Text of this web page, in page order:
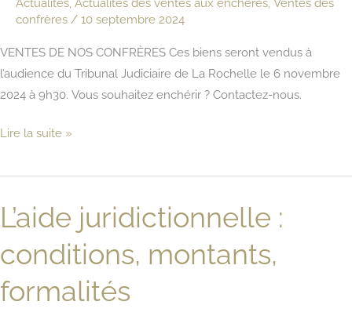
Rochelle
Actualités Actualites des ventes aux enchères Ventes des
confrères / 10 septembre 2024
VENTES DE NOS CONFRÈRES Ces biens seront vendus à
l’audience du Tribunal Judiciaire de La Rochelle le 6 novembre
2024 à 9h30. Vous souhaitez enchérir ? Contactez-nous.
Vente
du
novembre
au
Tribunal
Judiciaire
Lire la suite »
L’aide juridictionnelle :
conditions, montants,
formalités